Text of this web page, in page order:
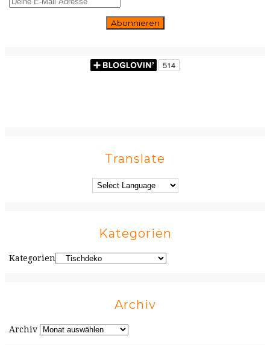
Translate
Kategorien
Kategorien
Archiv
Archiv